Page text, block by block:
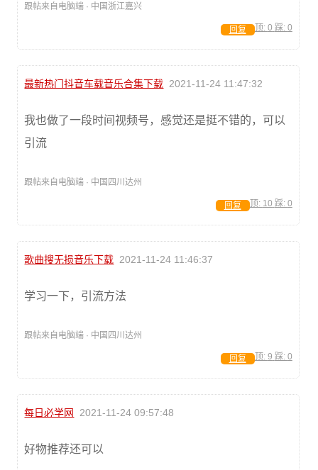
跟帖来自电脑端 · 中国浙江嘉兴
顶: 0 踩: 0
回复
最新热门抖音车载音乐合集下载 2021-11-24 11:47:32
我也做了一段时间视频号，感觉还是挺不错的，可以
引流
跟帖来自电脑端 · 中国四川达州
顶: 10 踩: 0
回复
歌曲搜无损音乐下载 2021-11-24 11:46:37
学习一下，引流方法
跟帖来自电脑端 · 中国四川达州
顶: 9 踩: 0
回复
每日必学网 2021-11-24 09:57:48
好物推荐还可以